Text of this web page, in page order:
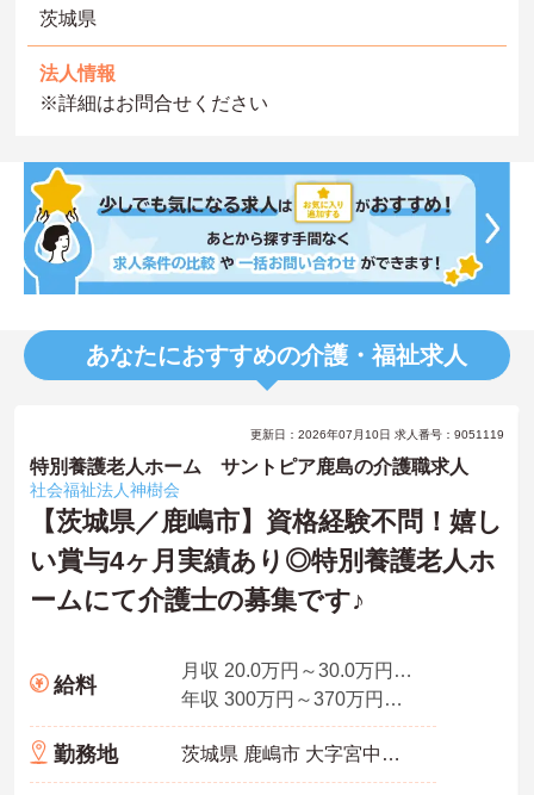
茨城県
法人情報
※詳細はお問合せください
あなたにおすすめの介護・福祉求人
更新日：2026年07月10日 求人番号：9051119
特別養護老人ホーム サントピア鹿島の介護職求人
社会福祉法人神樹会
【茨城県／鹿嶋市】資格経験不問！嬉し
い賞与4ヶ月実績あり◎特別養護老人ホ
ームにて介護士の募集です♪
給料
月収 20.0万円～30.0万円程度 諸手当込み 夜勤6回想定
年収 300万円～370万円程度（諸手当込み）
勤務地 茨城県 鹿嶋市 大字宮中字三笠山５２００番地